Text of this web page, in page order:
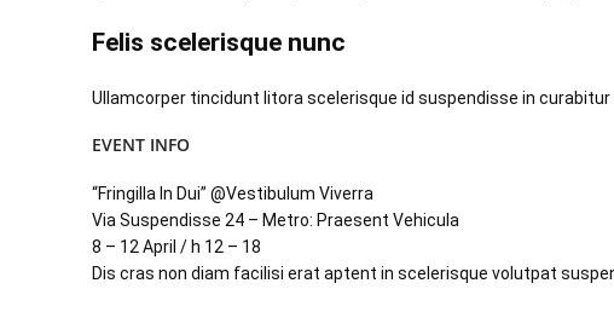
Felis scelerisque nunc
Ullamcorper tincidunt litora scelerisque id suspendisse in
EVENT INFO
“Fringilla In Dui” @Vestibulum Viverra
Via Suspendisse 24 – Metro: Praesent Vehicula
8 – 12 April / h 12 – 18
Dis cras non diam facilisi erat aptent in scelerisque volutpat